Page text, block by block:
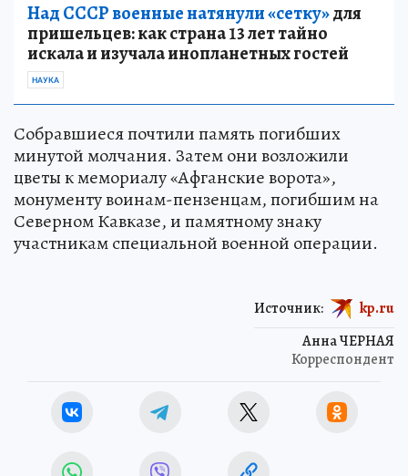
Над СССР военные натянули «сетку»для
пришельцев: как страна 13 лет тайно
искала и изучала инопланетных гостей
НАУКА
Собравшиеся почтили память погибших
минутой молчания. Затем они возложили
цветы к мемориалу «Афганские ворота»,
монументу воинам-пензенцам, погибшим на
Северном Кавказе, и памятному знаку
участникам специальной военной операции.
Анна ЧЕРНАЯ
Корреспондент
Источник: kp.ru